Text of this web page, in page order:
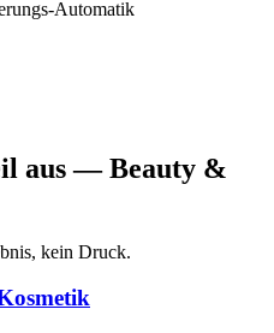
Automatik
aus — Beauty &
kein Druck.